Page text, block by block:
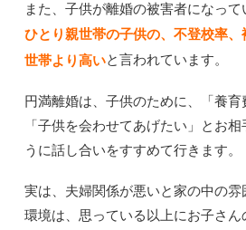
また、子供が離婚の被害者になって
ひとり親世帯の子供の、不登校率
世帯より高いと言われています。
円満離婚は、子供のために、「養育
「子供を会わせてあげたい」とお
うに話し合いをすすめて行きます。
実は、夫婦関係が悪いと家の中の
環境は、思っている以上にお子さ